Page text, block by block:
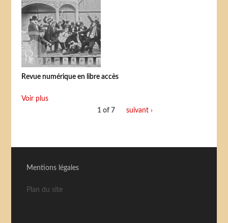
Revue numérique en libre accès
Voir plus
1 of 7
suivant ›
Mentions légales
Plan du site